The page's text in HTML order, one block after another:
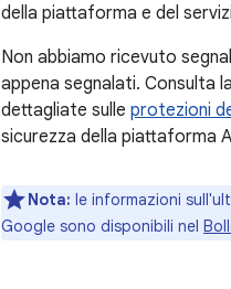
della piattaforma e del
Non abbiamo ricevuto
appena segnalati. Consulta
dettagliate sulle protezioni
sicurezza della piattaforma
Nota: le informazioni
Google sono disponibili nel